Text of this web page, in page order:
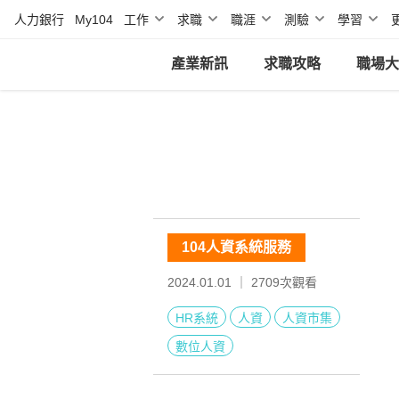
人力銀行 My104 工作 求職 職涯 測驗 學習
產業新訊 求職攻略 職場
104人資系統服務
2024.01.01 ｜ 2709次觀看
HR系統 人資
人資市集
數位人資